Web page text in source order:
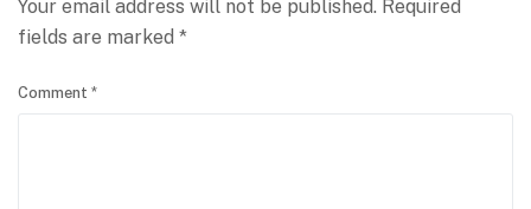
Your email address will not be published. Required
fields are marked *
Comment *